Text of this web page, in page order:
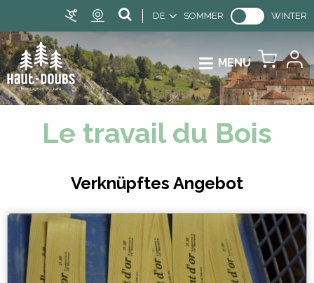
DE SOMMER WINTER
MENU
Le travail du Bois
Verknüpftes Angebot